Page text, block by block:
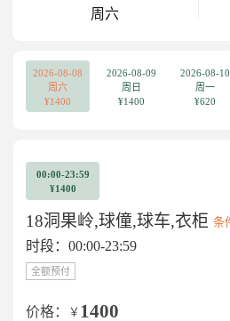
周六
2026-08-08
周六
¥1400
2026-08-09
周日
¥1400
2026-08-10
周一
¥620
00:00-23:59
¥1400
18洞果岭,球僮,球车,衣柜 条
时段：00:00-23:59
全额预付
价格： ￥ 1400